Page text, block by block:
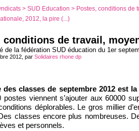
> SUD Education > Postes, conditions de
2012, la pire (...)
conditions de travail,
de la fédération SUD éducation du 1er
2012, par Solidaires rhone dp
des classes de septembre 2012 est
postes viennent s’ajouter aux 60000
déplorables. Le gros millier
classes encore plus nombreuses.
et personnels.